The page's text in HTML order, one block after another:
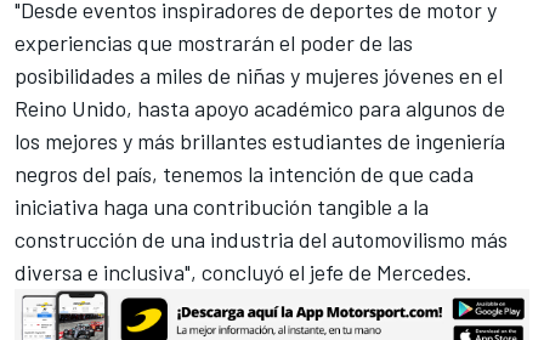
"Desde eventos inspiradores de deportes de motor y
experiencias que mostrarán el poder de las
posibilidades a miles de niñas y mujeres jóvenes en el
Reino Unido, hasta apoyo académico para algunos de
los mejores y más brillantes estudiantes de ingeniería
negros del país, tenemos la intención de que cada
iniciativa haga una contribución tangible a la
construcción de una industria del automovilismo más
diversa e inclusiva", concluyó el jefe de Mercedes.